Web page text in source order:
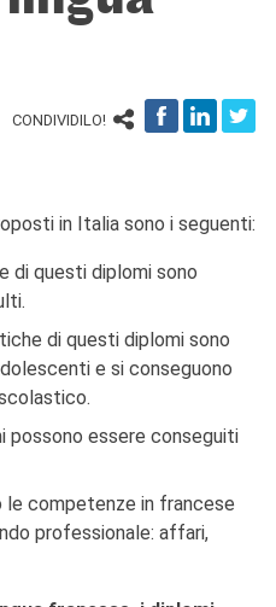
diplomi
DAL VIVO E
Tour
CONDIVIDILO!
in Italia sono i seguenti:
di questi diplomi sono
di questi diplomi sono
e si conseguono
possono essere conseguiti
le competenze in francese
professionale: affari,